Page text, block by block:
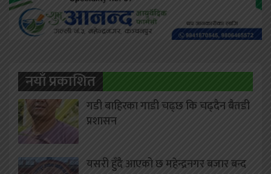
नयाँ प्रकाशित
गडी बाहिरका गाडी चढ्छ कि चढ्दैन बैतडी
प्रशासन
यसरी हुँदै आएको छ महेन्द्रनगर बजार बन्द